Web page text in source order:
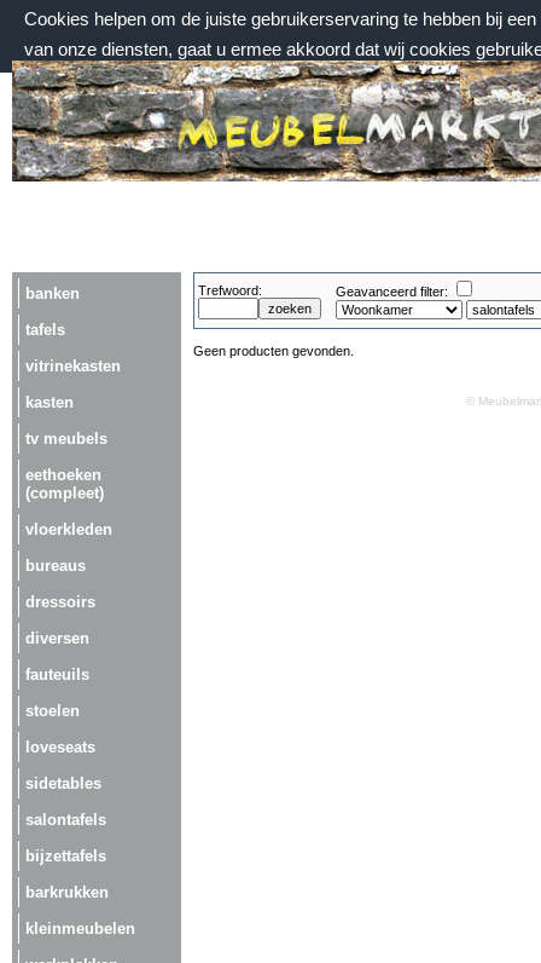
Cookies helpen om de juiste gebruikerservaring te hebben bij
van onze diensten, gaat u ermee akkoord dat wij cookies
vrijdag 7 augustus 2026, 17:56 uur
Welkom bij Meubelmarktplein.nl
banken
tafels
vitrinekasten
kasten
tv meubels
eethoeken
(compleet)
vloerkleden
bureaus
dressoirs
diversen
fauteuils
stoelen
loveseats
sidetables
salontafels
bijzettafels
barkrukken
kleinmeubelen
Trefwoord: Geavanceerd filter:
Geen producten gevonden.
©